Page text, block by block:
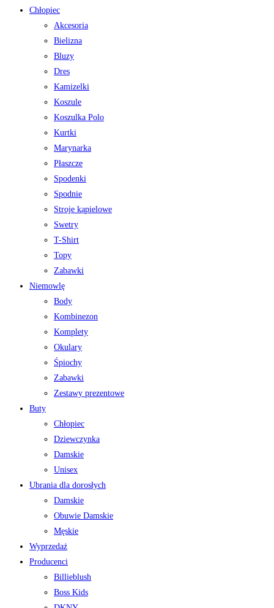
Chłopiec
Akcesoria
Bielizna
Bluzy
Dres
Kamizelki
Koszule
Koszulka Polo
Kurtki
Marynarka
Płaszcze
Spodenki
Spodnie
Stroje kąpielowe
Swetry
T-Shirt
Topy
Zabawki
Niemowlę
Body
Kombinezon
Komplety
Okulary
Śpiochy
Zabawki
Zestawy prezentowe
Buty
Chłopiec
Dziewczynka
Damskie
Unisex
Ubrania dla dorosłych
Damskie
Obuwie Damskie
Męskie
Wyprzedaż
Producenci
Billieblush
Boss Kids